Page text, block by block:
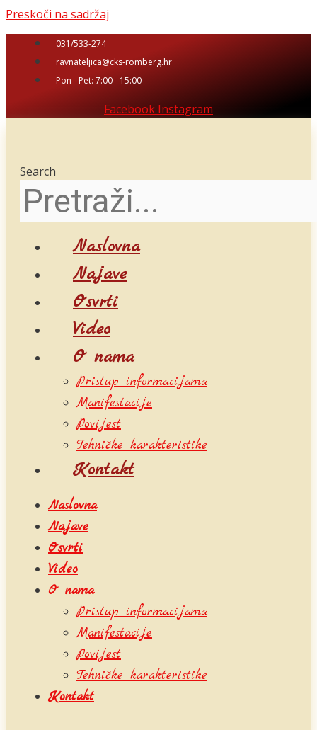
Preskoči na sadržaj
031/533-274
ravnateljica@cks-romberg.hr
Pon - Pet: 7:00 - 15:00
Facebook Instagram
Search
Naslovna
Najave
Osvrti
Video
O nama
Pristup informacijama
Manifestacije
Povijest
Tehničke karakteristike
Kontakt
Naslovna
Najave
Osvrti
Video
O nama
Pristup informacijama
Manifestacije
Povijest
Tehničke karakteristike
Kontakt